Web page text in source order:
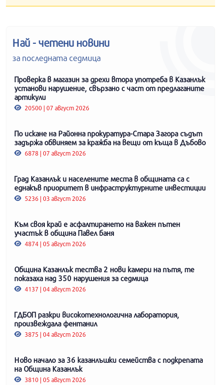
Най - четени новини
за последната седмица
Проверка в магазин за дрехи втора употреба в Казанлък
установи нарушение, свързано с част от предлаганите
артикули
20500 | 07 август 2026
По искане на Районна прокуратура-Стара Загора съдът
задържа обвиняем за кражба на вещи от къща в Дъбово
6878 | 07 август 2026
Град Казанлък и населените места в общината са с
еднакъв приоритет в инфраструктурните инвестиции
5236 | 03 август 2026
Към своя край е асфалтирането на важен пътен
участък в община Павел баня
4874 | 05 август 2026
Община Казанлък тества 2 нови камери на пътя, те
показаха над 350 нарушения за седмица
4137 | 04 август 2026
ГДБОП разкри високотехнологична лаборатория,
произвеждала фентанил
3875 | 04 август 2026
Ново начало за 36 казанлъшки семейства с подкрепата
на Община Казанлък
3810 | 05 август 2026